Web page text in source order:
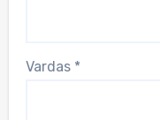
Vardas *